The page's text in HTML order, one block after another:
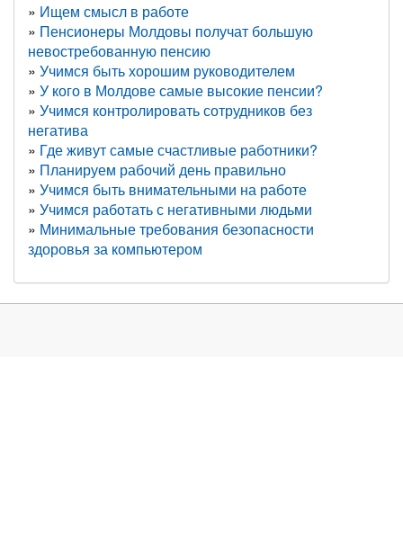
Ищем смысл в работе
Пенсионеры Молдовы получат большую
невостребованную пенсию
Учимся быть хорошим руководителем
У кого в Молдове самые высокие пенсии?
Учимся контролировать сотрудников без
негатива
Где живут самые счастливые работники?
Планируем рабочий день правильно
Учимся быть внимательными на работе
Учимся работать с негативными людьми
Минимальные требования безопасности
здоровья за компьютером